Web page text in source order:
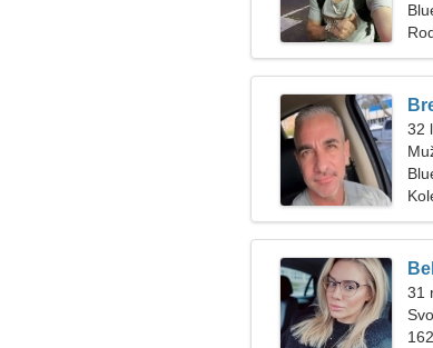
32
31